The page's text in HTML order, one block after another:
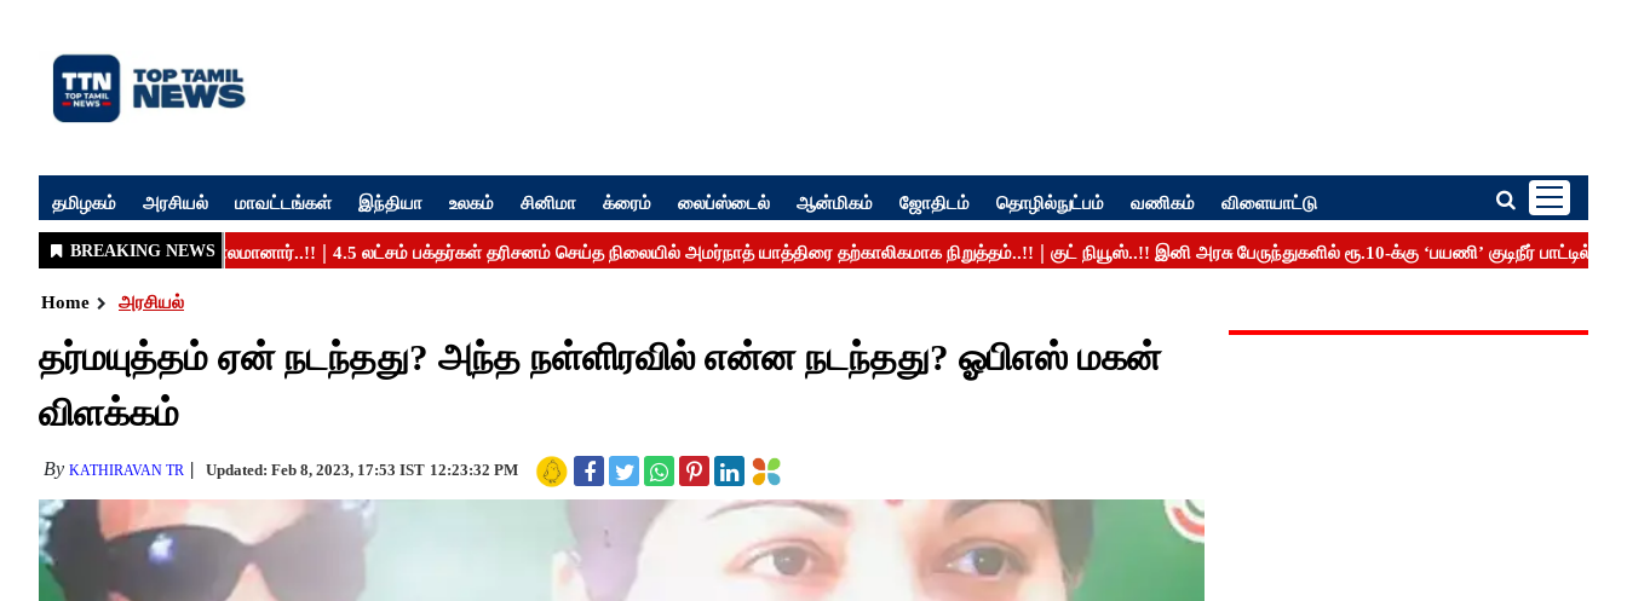
தமிழகம் அரசியல் மாவட்டங்கள் இந்தியா உலகம் சினிமா க்ரைம் லைப்ஸ்டைல் ஆன்மிகம் ஜோதிடம் தொழில்நுட்பம் வணிகம் விளையாட்டு
Home அரசியல்
தர்மயுத்தம் ஏன் நடந்தது? அந்த நள்ளிரவில் என்ன நடந்தது? ஓபிஎஸ் மகன்
விளக்கம்
By KATHIRAVAN TR Updated: Feb 8, 2023, 17:53 IST 12:23:32 PM